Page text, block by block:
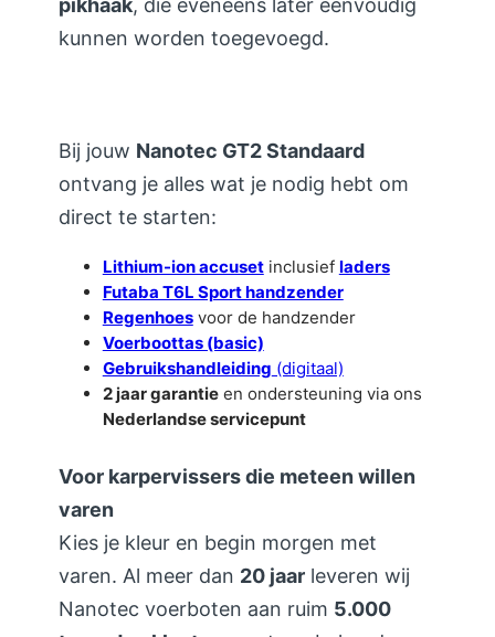
pikhaak, die eveneens later eenvoudig
kunnen worden toegevoegd.
Bij jouw Nanotec GT2 Standaard
ontvang je alles wat je nodig hebt om
direct te starten:
Lithium-ion accusetinclusief laders
Futaba T6L Sport handzender
Regenhoesvoor de handzender
Voerboottas (basic)
Gebruikshandleiding (digitaal)
2 jaar garantieen ondersteuning via ons
Nederlandse servicepunt
Voor karpervissers die meteen willen
varen
Kies je kleur en begin morgen met
varen. Al meer dan 20 jaarleveren wij
Nanotec voerboten aan ruim 5.000